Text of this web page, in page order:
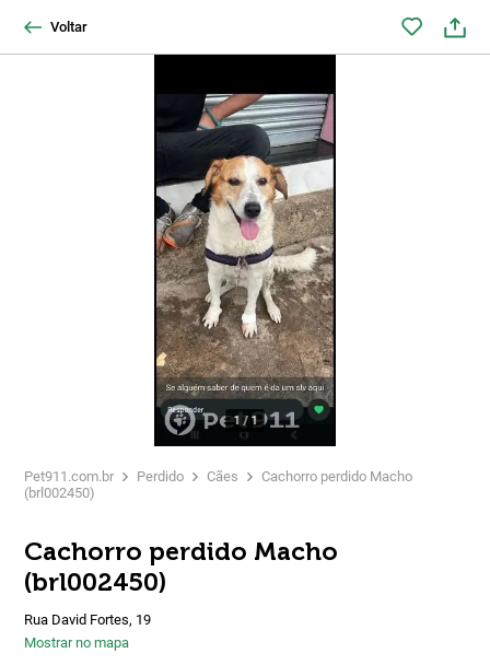
Voltar
1 / 1
Pet911.com.br Perdido Cães
Cachorro perdido Macho
(brl002450)
Cachorro perdido Macho
(brl002450)
Rua David Fortes, 19
Mostrar no mapa